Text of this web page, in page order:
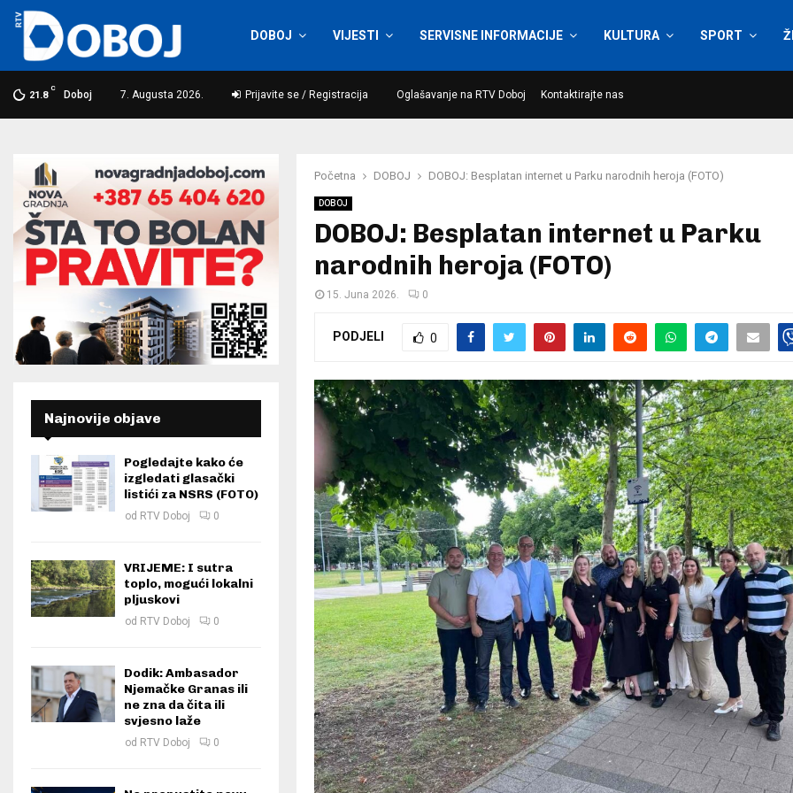
DOBOJ VIJESTI SERVISNE INFORMACIJE KULTURA SPORT
21.8
C
Doboj 7. Augusta 2026. Prijavite se / Registracija Oglašavanje na RTV Doboj Kontaktirajte nas
Početna DOBOJ DOBOJ: Besplatan internet u Parku narodnih heroja (FOTO)
DOBOJ
DOBOJ: Besplatan internet u Parku
narodnih heroja (FOTO)
15. Juna 2026. 0
PODJELI 0
Najnovije objave
Pogledajte kako će
izgledati glasački
listići za NSRS (FOTO)
od RTV Doboj 0
VRIJEME: I sutra
toplo, mogući lokalni
pljuskovi
od RTV Doboj 0
Dodik: Ambasador
Njemačke Granas ili
ne zna da čita ili
svjesno laže
od RTV Doboj 0